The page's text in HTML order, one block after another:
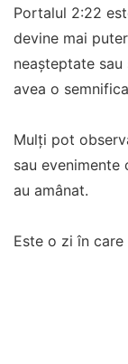
Portalul 2:22
devine mai
neașteptate
avea o
Mulți pot
sau
au amânat.
Este o zi în